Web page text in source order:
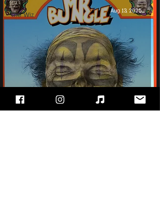
The Wiz
Mr. Bungle - Mr. Bungle
Aug 13, 2025